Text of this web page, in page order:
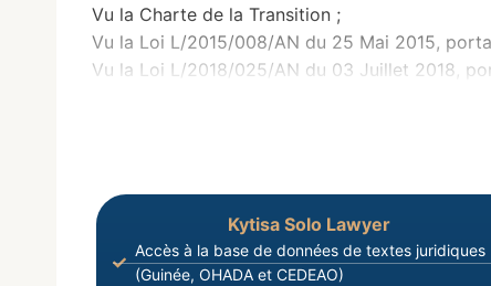
Vu la Charte de la Transition ;
Vu la Loi L/2015/008/AN du 25 Mai 2015,
Vu la Loi L/2018/025/AN du 03 Juillet 2018,
Kytisa Solo Lawyer
Accès à la base de données de textes juridiques
(Guinée, OHADA et CEDEAO)